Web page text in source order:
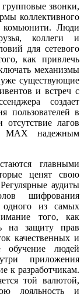
звонки,
коллективного
комьюнити. Люди
коллеги и
для сетевого
как привлечь
механизмы
существующие
и встреч с
создает
пользователей в
лагов
MAX надежным
главными
ценят свою
аудиты
шифрования
одного из самых
того, как
на защиту прав
качественных и
обучение людей
приложения
к разработчикам.
той валютой,
лояльность и